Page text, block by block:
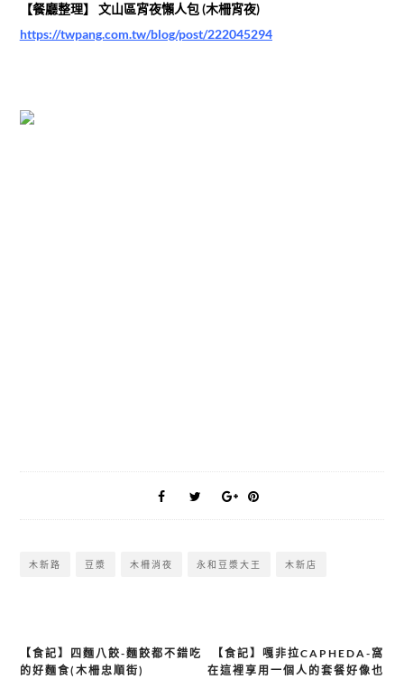
【餐廳整理】 文山區宵夜懶人包 (木柵宵夜)
https://twpang.com.tw/blog/post/222045294
木新路 豆漿 木柵消夜 永和豆漿大王 木新店
文
【食記】四麵八餃-麵餃都不錯吃
的好麵食(木柵忠順街)
【食記】嘎非拉CAPHEDA-窩
在這裡享用一個人的套餐好像也